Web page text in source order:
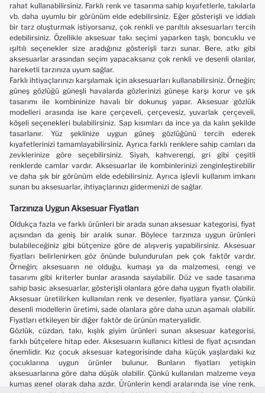
rahat kullanabilirsiniz. Farklı renk ve tasarıma sahip kıyafetlerle, takılarla
vb. daha uyumlu bir görünüm elde edebilirsiniz. Eğer gösterişli ve iddialı
bir tarz oluşturmak istiyorsanız, çok renkli ve parıltılı aksesuarları tercih
edebilirsiniz. Özellikle aksesuar takı seçimi yaparken taşlı, boncuklu ve
ışıltılı seçenekler size aradığınız gösterişli tarzı sunar. Bere, atkı gibi
aksesuarlar arasından seçim yapacaksanız çok renkli ve desenli olanlar,
hareketli tarzınıza uyum sağlar.
Farklı ihtiyaçlarınızı karşılamak için aksesuarları kullanabilirsiniz. Örneğin;
güneş gözlüğü güneşli havalarda gözlerinizi güneşe karşı korur ve şık
tasarımı ile kombininize havalı bir dokunuş yapar. Aksesuar gözlük
modelleri arasında ise kare çerçeveli, çerçevesiz, yuvarlak çerçeveli,
köşeli seçenekleri bulabilirsiniz. Sap kısımları da ince ya da kalın şekilde
tasarlanır. Yüz şeklinize uygun güneş gözlüğünü tercih ederek
kıyafetlerinizi tamamlayabilirsiniz. Ayrıca farklı renklere sahip camları da
zevklerinize göre seçebilirsiniz. Siyah, kahverengi, gri gibi çeşitli
renklerde camlar vardır. Aksesuarlar ile kombinlerinizi zenginleştirebilir
ve daha şık bir görünüm elde edebilirsiniz. Ayrıca işlevli kullanım imkanı
sunan bu aksesuarlar, ihtiyaçlarınızı gidermenizi de sağlar.
Tarzınıza Uygun Aksesuar Fiyatları
Oldukça fazla ve farklı ürünleri bir arada sunan aksesuar kategorisi, fiyat
açısından da geniş bir aralık sunar. Böylece tarzınıza uygun ürünleri
bulabileceğiniz gibi bütçenize göre de alışveriş yapabilirsiniz. Aksesuar
fiyatları belirlenirken göz önünde bulundurulan pek çok faktör vardır.
Örneğin; aksesuarın ne olduğu, kumaşı ya da malzemesi, rengi ve
tasarımı gibi kriterler bunlar arasında sayılabilir. Düz ve sade tasarıma
sahip basic aksesuarlar, gösterişli olanlara göre daha uygun fiyatlı olabilir.
Aksesuar üretilirken kullanılan renk ve desenler, fiyatlara yansır. Çünkü
desenli modellerin üretimi, sade olanlara göre daha uzun aşamalı olabilir.
Fiyatları etkileyen bir diğer faktör de ürünün materyalidir.
Gözlük, cüzdan, takı, kışlık giyim ürünleri sunan aksesuar kategorisi,
farklı bütçelere hitap eder. Aksesuarın kullanıcı kitlesi de fiyat açısından
önemlidir. Kız çocuk aksesuar kategorisinde daha küçük yaşlardaki kız
çocuklarına uygun ürünler bulunur. Bunların fiyatları yetişkin
aksesuarlarına göre daha düşük olabilir. Çünkü kullanılan malzeme veya
kumaş genel olarak daha azdır. Ürünlerin kendi aralarında ise yine renk,